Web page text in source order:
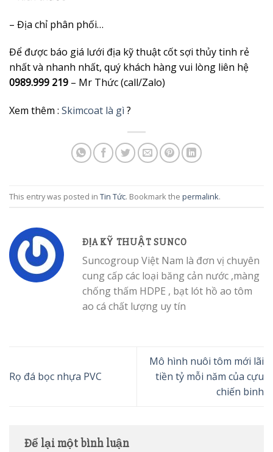
– Địa chỉ phân phối…
Để được báo giá lưới địa kỹ thuật cốt sợi thủy tinh rẻ
nhất và nhanh nhất, quý khách hàng vui lòng liên hệ
0989.999 219 – Mr Thức (call/Zalo)
Xem thêm : Skimcoat là gì?
This entry was posted in Tin Tức. Bookmark the permalink.
ĐỊA KỸ THUẬT SUNCO
Suncogroup Việt Nam là đơn vị chuyên
cung cấp các loại băng cản nước ,màng
chống thấm HDPE , bạt lót hồ ao tôm
ao cá chất lượng uy tín
Rọ đá bọc nhựa PVC
Mô hình nuôi tôm mới lãi
tiền tỷ mỗi năm của cựu
chiến binh
Để lại một bình luận